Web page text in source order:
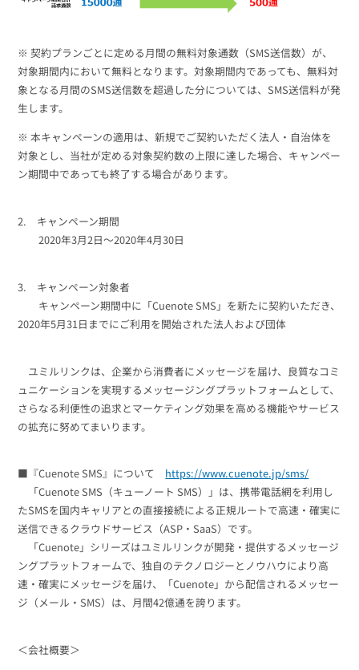
※ 契約プランごとに定める月間の無料対象通数（SMS送信数）が、
対象期間内において無料となります。対象期間内であっても、無料対
象となる月間のSMS送信数を超過した分については、SMS送信料が発
生します。
※ 本キャンペーンの適用は、新規でご契約いただく法人・自治体を
対象とし、当社が定める対象契約数の上限に達した場合、キャンペー
ン期間中であっても終了する場合があります。
2. キャンペーン期間
2020年3月2日～2020年4月30日
3. キャンペーン対象者
キャンペーン期間中に「Cuenote SMS」を新たに契約いただき、
2020年5月31日までにご利用を開始された法人および団体
ユミルリンクは、企業から消費者にメッセージを届け、良質なコミ
ュニケーションを実現するメッセージングプラットフォームとして、
さらなる利便性の追求とマーケティング効果を高める機能やサービス
の拡充に努めてまいります。
■『Cuenote SMS』について https://www.cuenote.jp/sms/
「Cuenote SMS（キューノート SMS）」は、携帯電話網を利用し
たSMSを国内キャリアとの直接接続による正規ルートで高速・確実に
送信できるクラウドサービス（ASP・SaaS）です。
「Cuenote」シリーズはユミルリンクが開発・提供するメッセージ
ングプラットフォームで、独自のテクノロジーとノウハウにより高
速・確実にメッセージを届け、「Cuenote」から配信されるメッセー
ジ（メール・SMS）は、月間42億通を誇ります。
＜会社概要＞